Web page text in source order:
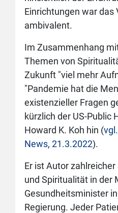
Einrichtungen war das
ambivalent.
Im Zusammenhang
Themen von
Zukunft "viel mehr
"Pandemie hat die
existenzieller Fragen
kürzlich der US-Public
Howard K. Koh hin (
News, 21.3.2022).
Er ist Autor
und Spiritualität in der
Gesundheitsminister
Regierung. Jeder